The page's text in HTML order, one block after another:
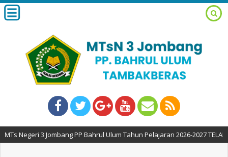
3 Jombang PP Bahrul Ulum Tahun Pelajaran 2026-2027 TELAK DIBUKA